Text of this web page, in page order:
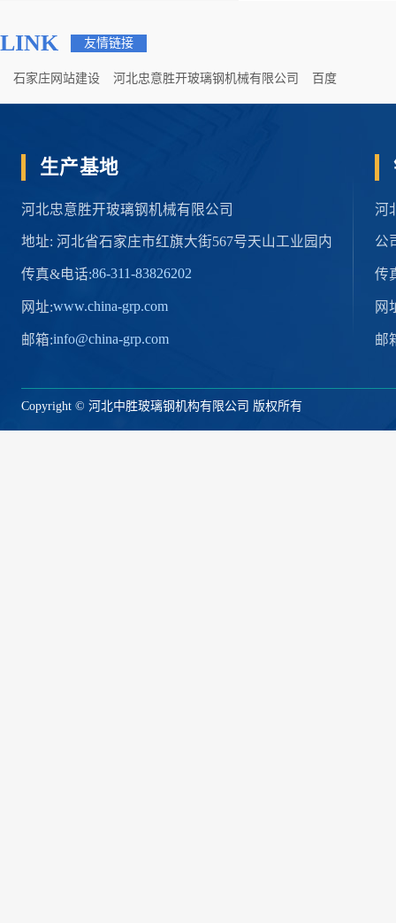
LINK 友情链接
石家庄网站建设 河北忠意胜开玻璃钢机械有限公司 百度
生产基地
河北忠意胜开玻璃钢机械有限公司
地址: 河北省石家庄市红旗大街567号天山工业园内
传真&电话:86-311-83826202
网址:www.china-grp.com
邮箱:info@china-grp.com
河
公
传
网
邮
Copyright © 河北中胜玻璃钢机构有限公司 版权所有